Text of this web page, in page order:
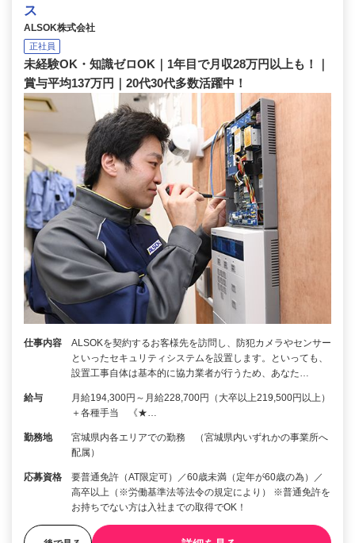
ス
ALSOK株式会社
正社員
未経験OK・知識ゼロOK｜1年目で月収28万円以上も！｜
賞与平均137万円｜20代30代多数活躍中！
仕事内容
ALSOKを契約するお客様先を訪問し、防犯カメラやセンサー
といったセキュリティシステムを設置します。といっても、
設置工事自体は基本的に協力業者が行うため、あなた…
給与
月給194,300円～月給228,700円（大卒以上219,500円以上）
＋各種手当 《★…
勤務地
宮城県内各エリアでの勤務 （宮城県内いずれかの事業所へ
配属）
応募資格
要普通免許（AT限定可）／60歳未満（定年が60歳の為）／
高卒以上（※労働基準法等法令の規定により） ※普通免許を
お持ちでない方は入社までの取得でOK！